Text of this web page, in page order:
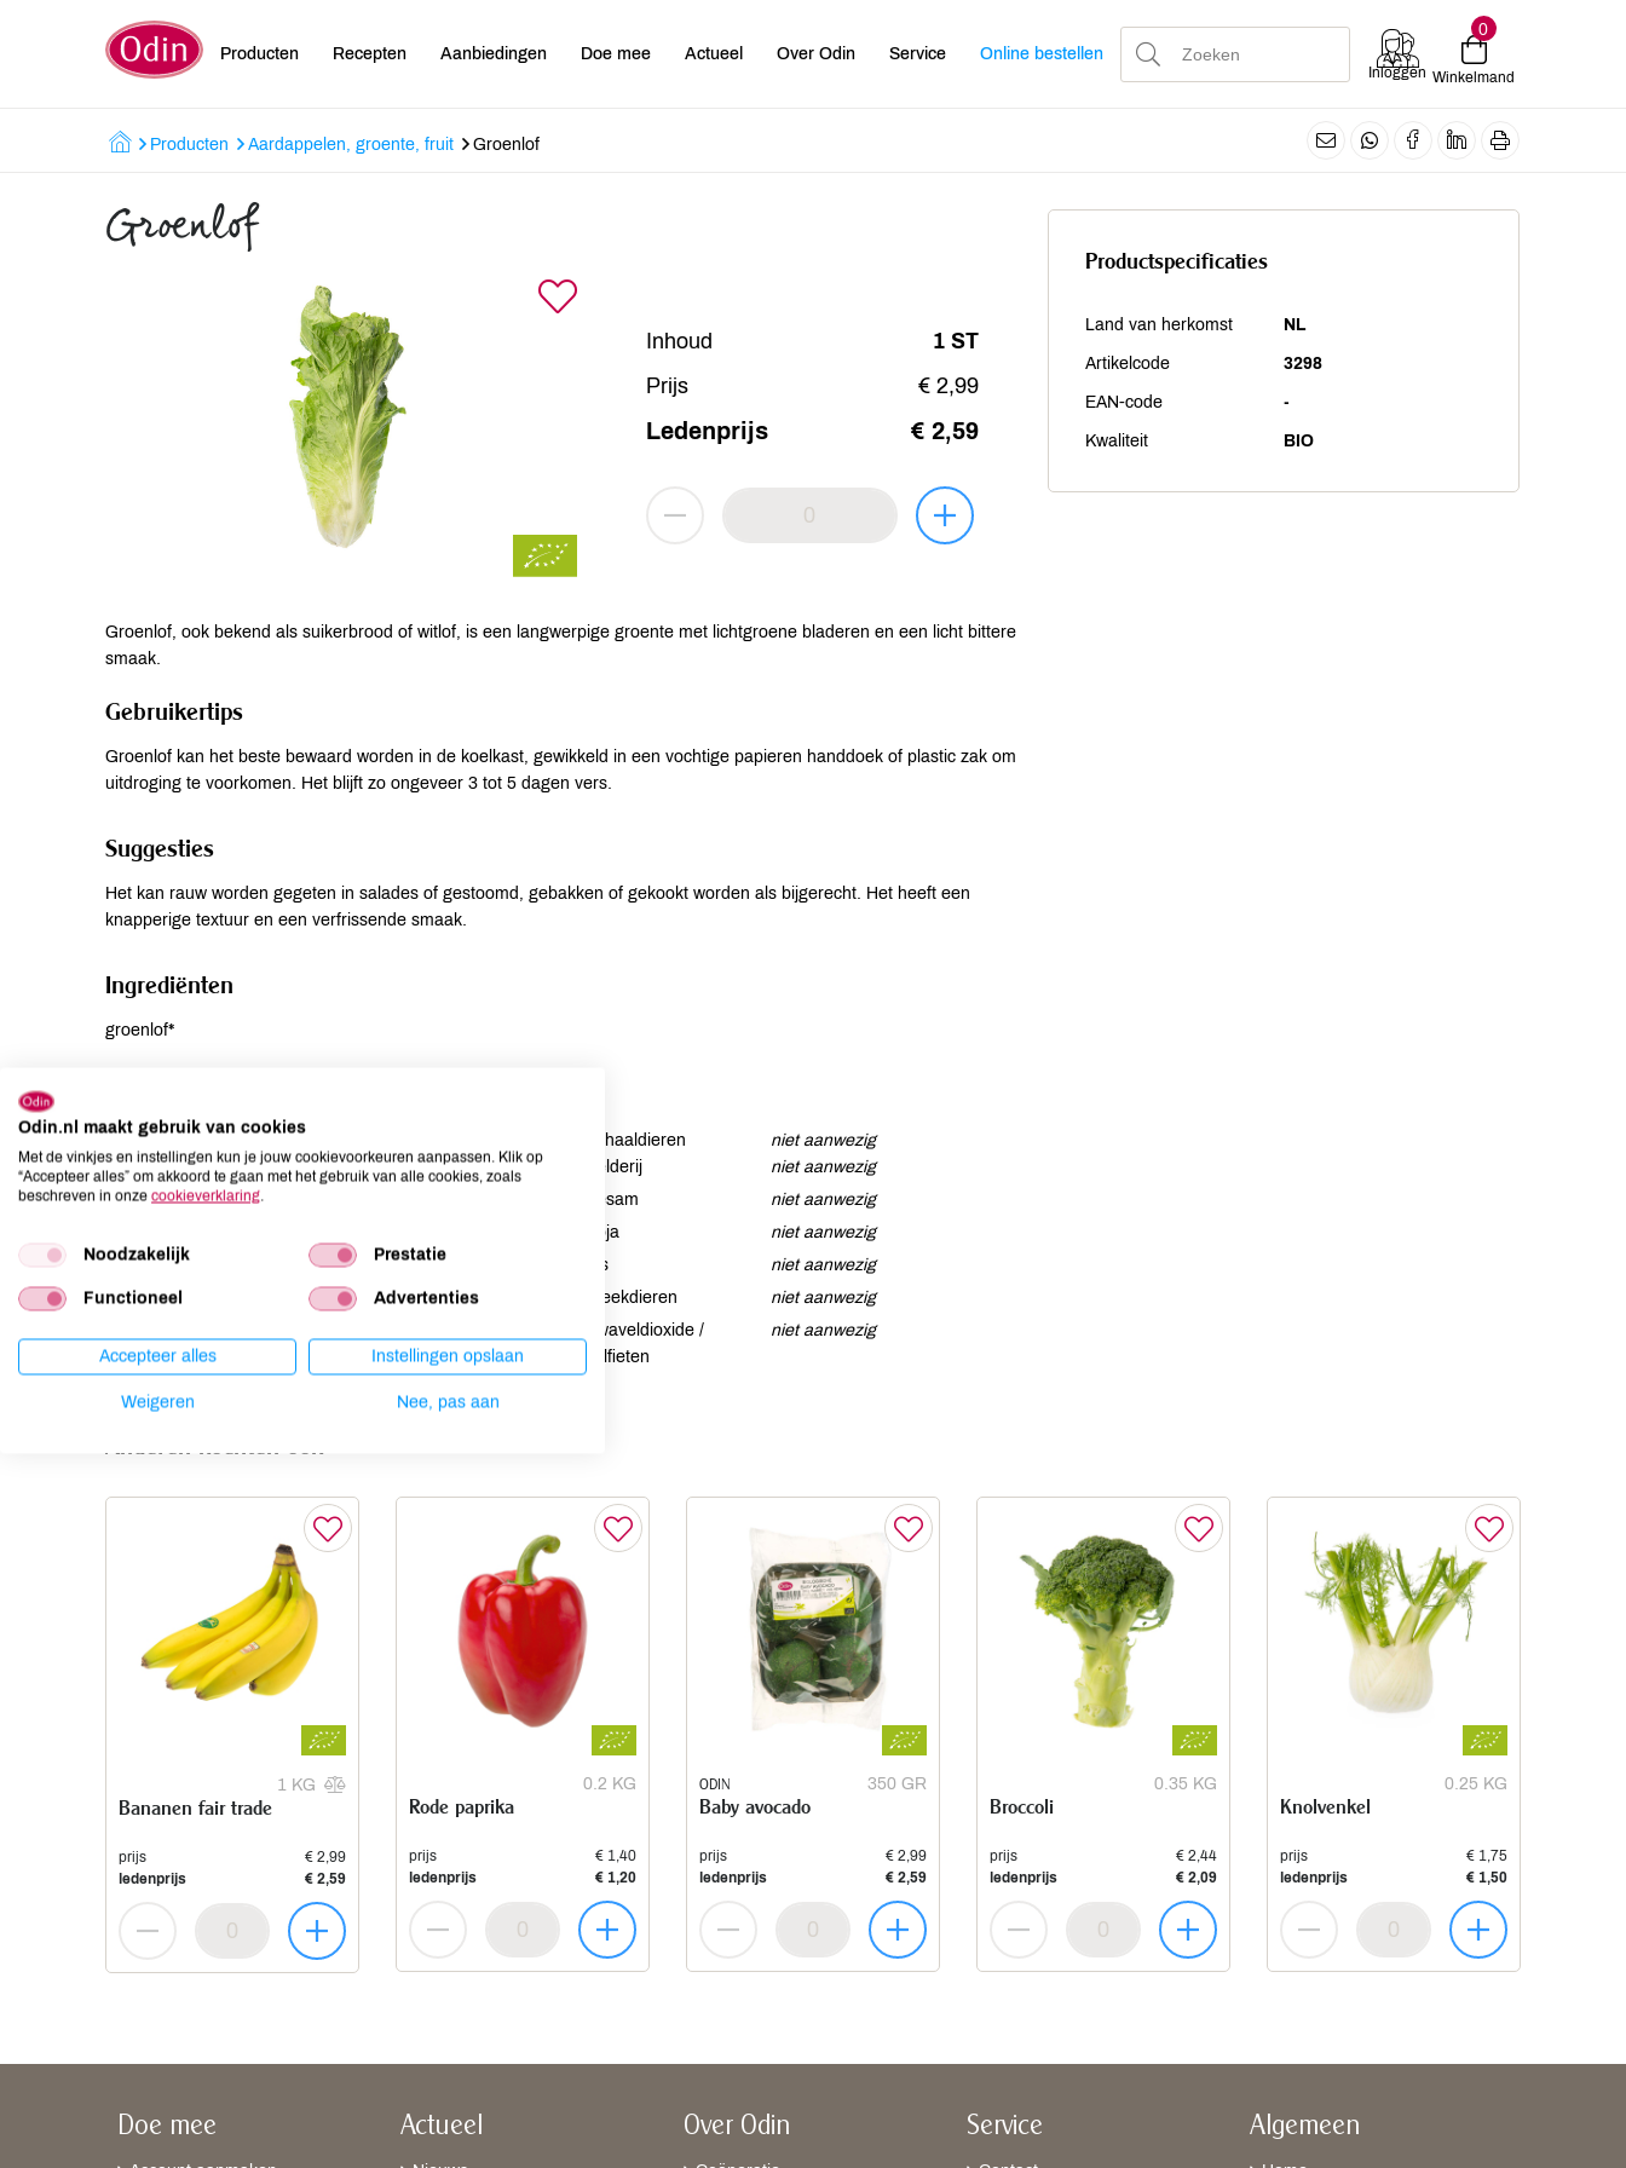
Producten Recepten Aanbiedingen Doe mee Actueel Over Odin Service Online bestellen
Inloggen
0
Winkelmand
Producten Aardappelen, groente, fruit Groenlof
Groenlof
Inhoud
1 ST
Prijs
€ 2,99
Ledenprijs € 2,59
Groenlof, ook bekend als suikerbrood of witlof, is een langwerpige groente met lichtgroene bladeren en een licht bittere
smaak.
Gebruikertips
Groenlof kan het beste bewaard worden in de koelkast, gewikkeld in een vochtige papieren handdoek of plastic zak om
uitdroging te voorkomen. Het blijft zo ongeveer 3 tot 5 dagen vers.
Suggesties
Het kan rauw worden gegeten in salades of gestoomd, gebakken of gekookt worden als bijgerecht. Het heeft een
knapperige textuur en een verfrissende smaak.
Ingrediënten
groenlof*
Aardnoten
Ei
niet aanwezig
Gluten
niet aanwezig
niet aanwezig
Mosterd
niet aanwezig
Noten
niet aanwezig
Schaaldieren
niet aanwezig
Selderij
niet aanwezig
Sesam
niet aanwezig
Soja
niet aanwezig
Vis
niet aanwezig
Weekdieren
niet aanwezig
Zwaveldioxide /
sulfieten
niet aanwezig
Productspecificaties
Land van herkomst NL
Artikelcode 3298
EAN-code -
Kwaliteit BIO
Anderen kochten ook
1 KG
Bananen fair trade
prijs
€ 2,99
ledenprijs
€ 2,59
0.2 KG
Rode paprika
prijs
€ 1,40
ledenprijs
€ 1,20
ODIN 350 GR
Baby avocado
prijs
€ 2,99
ledenprijs
€ 2,59
0.35 KG
Broccoli
prijs
€ 2,44
ledenprijs
€ 2,09
0.25 KG
Knolvenkel
prijs
€ 1,75
ledenprijs
€ 1,50
Doe mee Actueel Over Odin Service Algemeen
Odin.nl maakt gebruik van cookies
Met de vinkjes en instellingen kun je jouw cookievoorkeuren aanpassen. Klik op
“Accepteer alles” om akkoord te gaan met het gebruik van alle cookies, zoals
beschreven in onze cookieverklaring.
Noodzakelijk Prestatie
Functioneel Advertenties
Accepteer alles Instellingen opslaan
Weigeren Nee, pas aan